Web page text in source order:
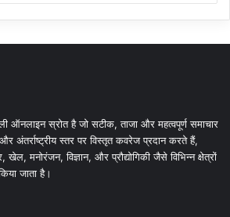
ऑनलाइन स्रोत है जो सटीक, ताजा और महत्वपूर्ण समाचार
अंतर्राष्ट्रीय स्तर पर विस्तृत कवरेज प्रदान करते हैं,
खेल, मनोरंजन, विज्ञान, और प्रौद्योगिकी जैसे विभिन्न क्षेत्रों
जाता है।